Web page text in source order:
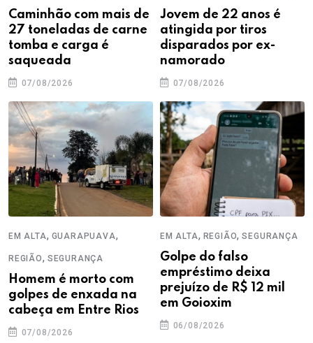
Caminhão com mais de
27 toneladas de carne
tomba e carga é
saqueada
07/08/2026
Jovem de 22 anos é
atingida por tiros
disparados por ex-
namorado
07/08/2026
EM ALTA, GUARAPUAVA,
REGIÃO, SEGURANÇA
Homem é morto com
golpes de enxada na
cabeça em Entre Rios
07/08/2026
EM ALTA, REGIÃO,SEGURANÇA
Golpe do falso
empréstimo deixa
prejuízo de R$ 12 mil
em Goioxim
06/08/2026